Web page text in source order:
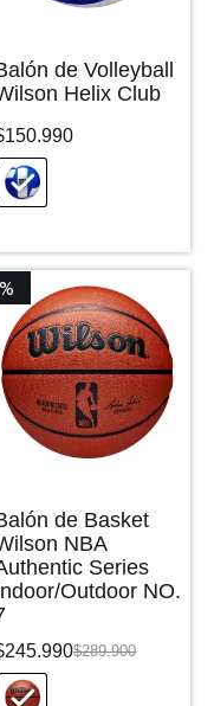
de Volleyball
Helix Club
150.990
de Basket
NBA
Series
Outdoor NO.
$289.900
245.990